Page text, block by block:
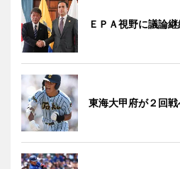
ＥＰＡ視野に議論
東海大甲府が２回